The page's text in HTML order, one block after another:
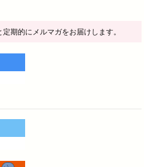
期的にメルマガをお届けします。